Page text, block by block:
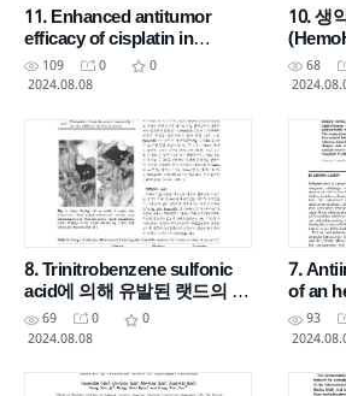
11. Enhanced antitumor
efficacy of cisplatin in
combination with HemoHIM
in tumor-bearing mice
109 0
0
2024.08.08
10. 생
주 활
68
8. Trinitrobenzene sulfonic
acid에 의해 유발된 랫드의 대
장염에서 HemoHIM의 항염증
효과
69 0
0
2024.08.08
7.
of an
93